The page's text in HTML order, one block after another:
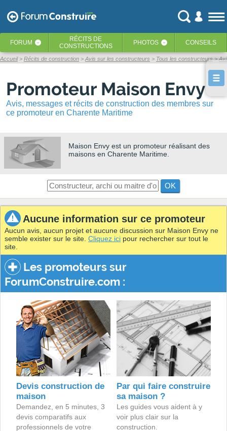
FORUM ‹ RÉCITS DE
CONSTRUCTIONS
PHOTOS ‹ CONSEILS
Accueil Récits de construction Avis sur les constructeurs Tous les constructeurs
Promoteur Maison Envy
Avis, messages et récits de construction des membres sur
ce promoteur en Charente Maritime
Maison Envy est un promoteur réalisant des
maisons en Charente Maritime.
OK
Aucune information sur ce promoteur
Aucun avis, aucun projet et aucune discussion sur Maison Envy ne
semble exister sur le site. Cliquez ici pour rechercher sur tout le
site.
Les promoteurs sur
ForumConstruire.com :
Devis construction de
maison
Demandez, en 5 minutes, 3
devis comparatifs aux
professionnels de votre
Par qui faire construire
sa maison ?
Les guides vous aident à y
voir plus clair sur la
construction.